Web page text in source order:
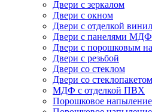
Двери с зеркалом
Двери с окном
Двери с отделкой
Двери с панелями МДФ
Двери с порошковым
Двери с резьбой
Двери со стеклом
Двери со
МДФ с отделкой ПВХ
Порошковое